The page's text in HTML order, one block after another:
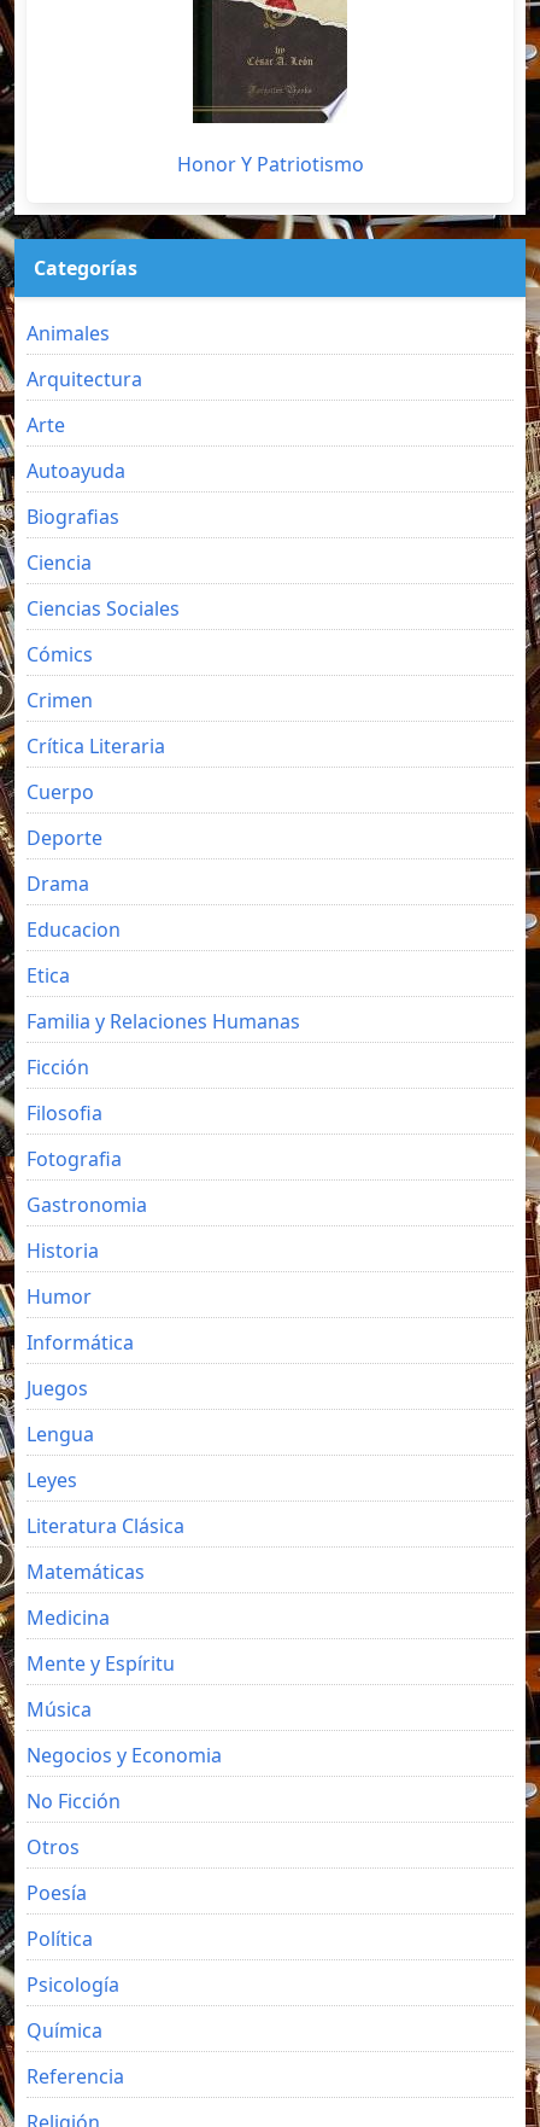
Honor Y Patriotismo
Categorías
Animales
Arquitectura
Arte
Autoayuda
Biografias
Ciencia
Ciencias Sociales
Cómics
Crimen
Crítica Literaria
Cuerpo
Deporte
Drama
Educacion
Etica
Familia y Relaciones Humanas
Ficción
Filosofia
Fotografia
Gastronomia
Historia
Humor
Informática
Juegos
Lengua
Leyes
Literatura Clásica
Matemáticas
Medicina
Mente y Espíritu
Música
Negocios y Economia
No Ficción
Otros
Poesía
Política
Psicología
Química
Referencia